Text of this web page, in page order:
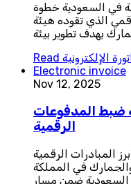
في السعودية خطوة
الذي تقوده هيئة
بهدف تطوير بيئة
Read الإلكترونية
Electronic invoice
Nov 12, 2025
ضبط المدفوعات
الرقمية
المبادرات الرقمية
والجمارك في المملكة
السعودية ضمن مسار